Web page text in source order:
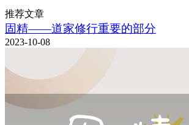
推荐文章
固精——道家修行重要的部分
2023-10-08